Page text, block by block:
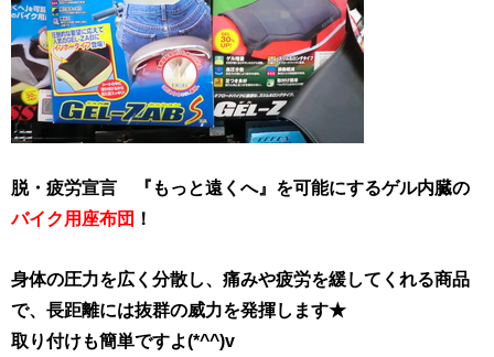
脱・疲労宣言 『もっと遠くへ』を可能にするゲル内臓の
バイク用座布団 ！
身体の圧力を広く分散し、痛みや疲労を緩してくれる商品
で、長距離には抜群の威力を発揮します★
取り付けも簡単ですよ(*^^)v